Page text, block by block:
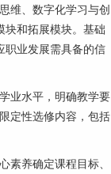
维、数字化学习与创
块和拓展模块。基础
职业发展需具备的信
业水平，明确教学要
定性选修内容，包括
养确定课程目标、